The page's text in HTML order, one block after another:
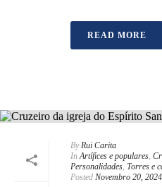
READ MORE
By Rui Carita
In Artífices e populares,
Personalidades, Torres e
Posted Novembro 20, 2024